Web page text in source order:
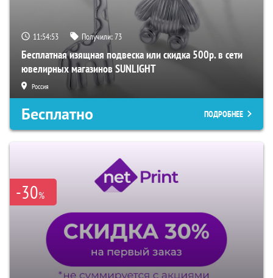
11:54:52 Получили:73
Бесплатная изящная подвеска или скидка 500р. в сети
ювелирных магазинов SUNLIGHT
Россия
Бесплатно ПОДРОБНЕЕ
-30%